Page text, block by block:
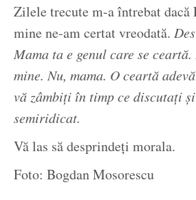
Zilele trecute m-a întrebat dacă
mine ne-am certat vreodată.
Mama ta e genul care se
mine. Nu, mama. O ceartă
vă zâmbiți în timp ce discutați
semiridicat.
Vă las să desprindeți morala.
Foto: Bogdan Mosorescu